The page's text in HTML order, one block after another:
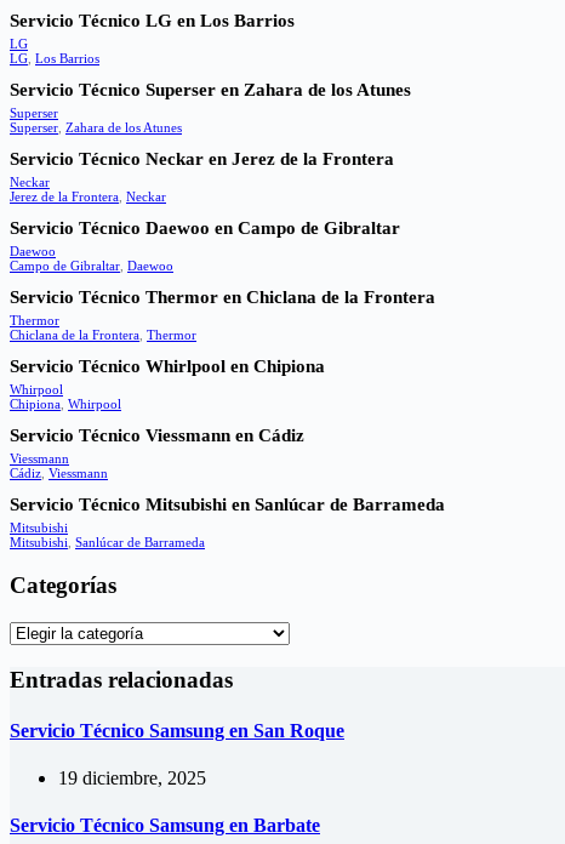
Servicio Técnico LG en Los Barrios
LG
LG Los Barrios
Servicio Técnico Superser en Zahara de los Atunes
Superser
Superser Zahara de los Atunes
Servicio Técnico Neckar en Jerez de la Frontera
Neckar
Jerez de la Frontera Neckar
Servicio Técnico Daewoo en Campo de Gibraltar
Daewoo
Campo de Gibraltar Daewoo
Servicio Técnico Thermor en Chiclana de la Frontera
Thermor
Chiclana de la Frontera Thermor
Servicio Técnico Whirlpool en Chipiona
Whirpool
Chipiona Whirpool
Servicio Técnico Viessmann en Cádiz
Viessmann
Cádiz Viessmann
Servicio Técnico Mitsubishi en Sanlúcar de Barrameda
Mitsubishi
Mitsubishi Sanlúcar de Barrameda
Categorías
Categorías
Entradas relacionadas
Servicio Técnico Samsung en San Roque
19 diciembre, 2025
Servicio Técnico Samsung en Barbate